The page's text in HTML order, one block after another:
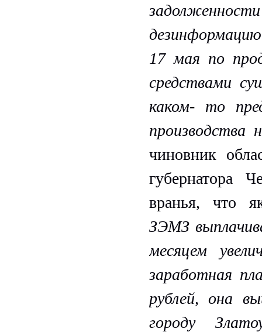
17 мая по
средствами
каком- то
чиновник
губернатора
вранья, что
ЗЭМЗ
месяцем
заработная
рублей, она
городу